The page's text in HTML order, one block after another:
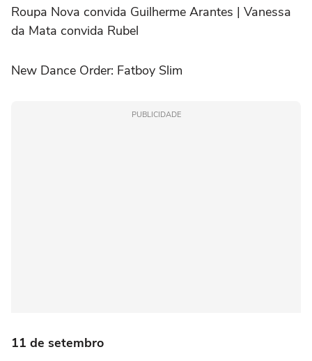
Roupa Nova convida Guilherme Arantes | Vanessa
da Mata convida Rubel
New Dance Order: Fatboy Slim
PUBLICIDADE
11 de setembro